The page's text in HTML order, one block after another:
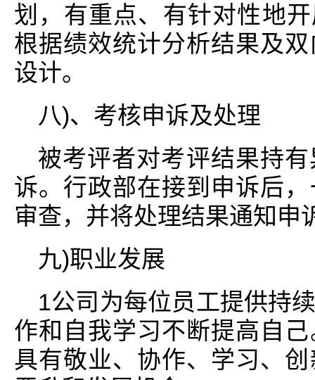
划，有重点、有针对性地
根据绩效统计分析结果及
设计。
八)、考核申诉及处理
被考评者对考评结果持
诉。行政部在接到申诉后
审查，并将处理结果通知申
九)职业发展
1公司为每位员工提供持
作和自我学习不断提高自
具有敬业、协作、学习、